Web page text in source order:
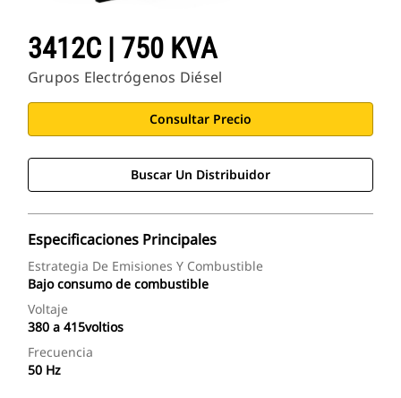
3412C | 750 KVA
Grupos Electrógenos Diésel
Consultar Precio
Buscar Un Distribuidor
Especificaciones Principales
Estrategia De Emisiones Y Combustible
Bajo consumo de combustible
Voltaje
380 a 415voltios
Frecuencia
50 Hz